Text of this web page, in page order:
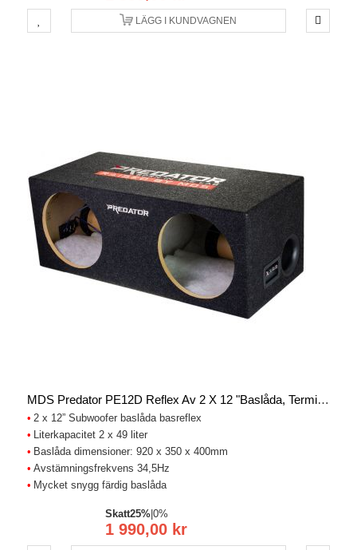
LÄGG I KUNDVAGNEN
MDS Predator PE12D Reflex Av 2 X 12 "baslåda, Terminal Dubbel
2 x 12” Subwoofer baslåda basreflex
Literkapacitet 2 x 49 liter
Baslåda dimensioner: 920 x 350 x 400mm
Avstämningsfrekvens 34,5Hz
Mycket snygg färdig baslåda
1 990,00 kr
Skatt25% 0%